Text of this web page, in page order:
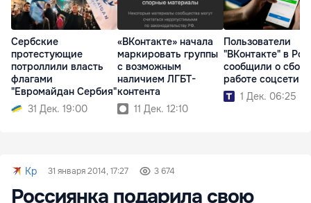
Сербские
протестующие
потроллили власть
флагами
"Евромайдан Сербия"
31 Дек. 19:00
«ВКонтакте» начала
маркировать группы
с возможным
наличием ЛГБТ-
контента
11 Дек. 12:10
Пользователи
"ВКонтакте" в
сообщили о
работе соцсети
1 Дек. 06:25
Kp 31 января 2014, 17:27 3 674
Россиянка подарила свою